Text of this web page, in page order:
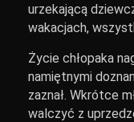
urzekającą
wakacjach,
Życie chłopaka
namiętnymi
zaznał. Wkrótce
walczyć z